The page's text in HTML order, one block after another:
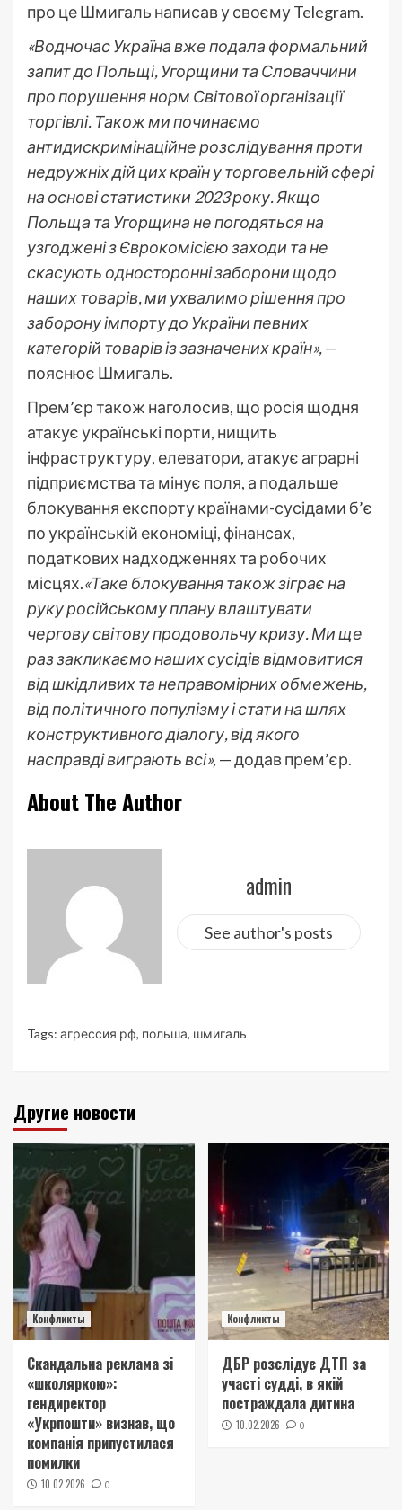
про це Шмигаль написав у своєму Telegram.
«Водночас Україна вже подала формальний
запит до Польщі, Угорщини та Словаччини
про порушення норм Світової організації
торгівлі. Також ми починаємо
антидискримінаційне розслідування проти
недружніх дій цих країн у торговельній сфері
на основі статистики 2023 року. Якщо
Польща та Угорщина не погодяться на
узгоджені з Єврокомісією заходи та не
скасують односторонні заборони щодо
наших товарів, ми ухвалимо рішення про
заборону імпорту до України певних
категорій товарів із зазначених країн»,—
пояснює Шмигаль.
Прем’єр також наголосив, що росія щодня
атакує українські порти, нищить
інфраструктуру, елеватори, атакує аграрні
підприємства та мінує поля, а подальше
блокування експорту країнами-сусідами б’є
по українській економіці, фінансах,
податкових надходженнях та робочих
місцях.«Таке блокування також зіграє на
руку російському плану влаштувати
чергову світову продовольчу кризу. Ми ще
раз закликаємо наших сусідів відмовитися
від шкідливих та неправомірних обмежень,
від політичного популізму і стати на шлях
конструктивного діалогу, від якого
насправді виграють всі»,— додав прем’єр.
About The Author
admin
See author's posts
Tags: агрессия рф, польша, шмигаль
Другие новости
Конфликты
Скандальна реклама зі
«школяркою»:
гендиректор
«Укрпошти» визнав, що
компанія припустилася
помилки
10.02.2026 0
Конфликты
ДБР розслідує ДТП за
участі судді, в якій
постраждала дитина
10.02.2026 0